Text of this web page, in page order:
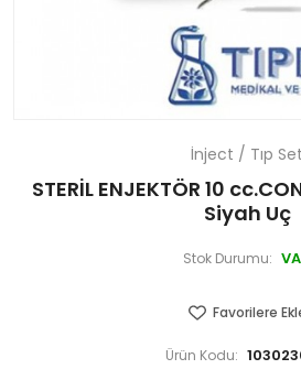
İnject / Tıp Set
STERİL ENJEKTÖR 10
Siyah Uç
Stok Durumu:
Favorilere
Ürün Kodu: